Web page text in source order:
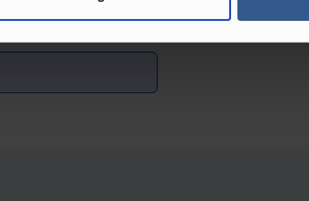
Review achterlaten